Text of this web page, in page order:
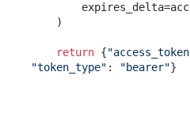
return {
"token_type" : "bearer"